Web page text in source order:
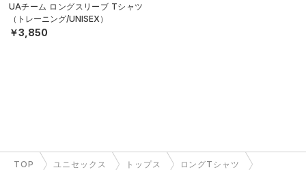
UAチーム ロングスリーブ Tシャツ
（トレーニング/UNISEX）
￥3,850
TOP ユニセックス トップス ロングTシャツ